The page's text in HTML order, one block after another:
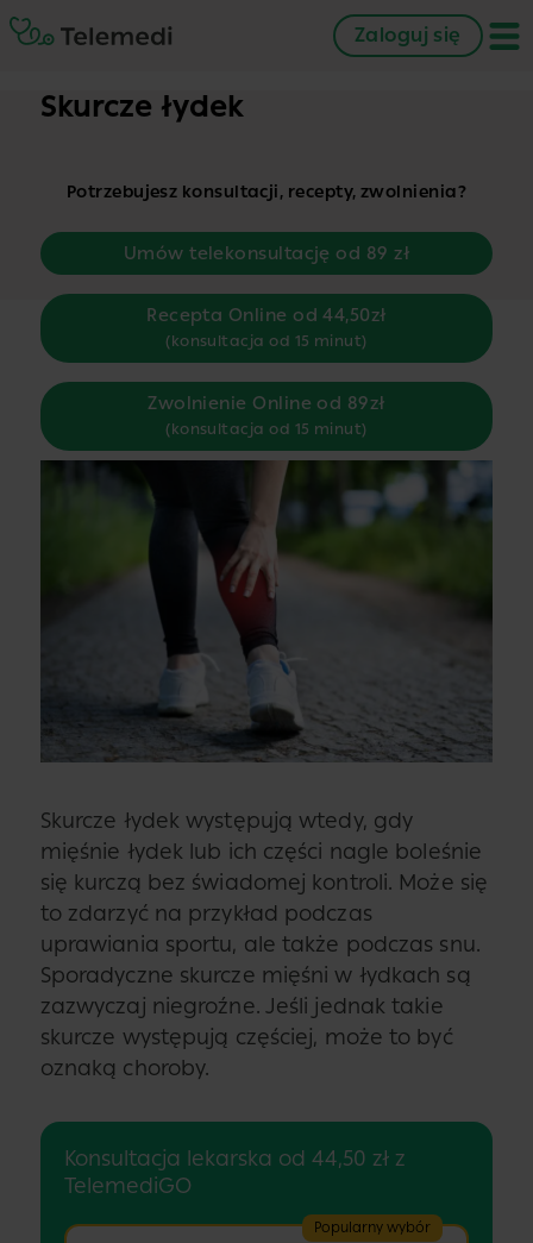
Zaloguj się
Skurcze łydek
Potrzebujesz konsultacji, recepty, zwolnienia?
Umów telekonsultację od 89 zł
Recepta Online od 44,50zł
(konsultacja od 15 minut)
Zwolnienie Online od 89zł
(konsultacja od 15 minut)
Skurcze łydek występują wtedy, gdy
mięśnie łydek lub ich części nagle boleśnie
się kurczą bez świadomej kontroli. Może się
to zdarzyć na przykład podczas
uprawiania sportu, ale także podczas snu.
Sporadyczne skurcze mięśni w łydkach są
zazwyczaj niegroźne. Jeśli jednak takie
skurcze występują częściej, może to być
oznaką choroby.
Konsultacja lekarska od 44,50 zł z
TelemediGO
Popularny wybór